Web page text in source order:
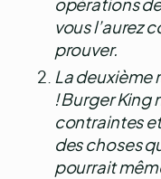
opérations
vous l’aurez
prouver.
La deuxième
! Burger King
contraintes
des choses
pourrait